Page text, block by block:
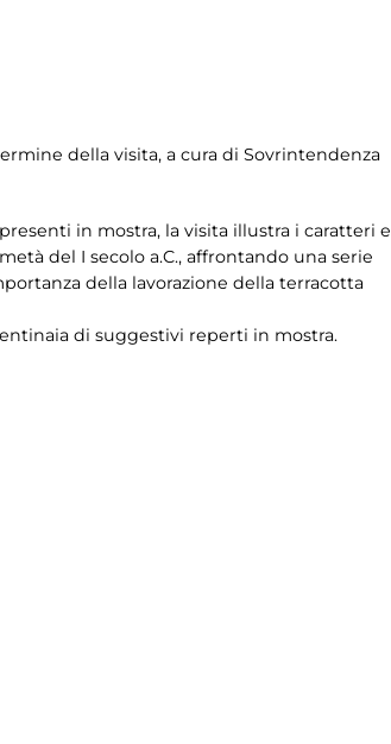
della visita, a cura di Sovrintendenza
in mostra, la visita illustra i caratteri e
del I secolo a.C., affrontando una serie
della lavorazione della terracotta
di suggestivi reperti in mostra.